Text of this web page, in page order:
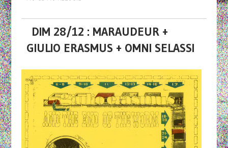
DIM 28/12 : MARAUDEUR +
GIULIO ERASMUS + OMNI SELASSI